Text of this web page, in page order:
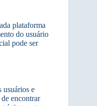
plataforma
do usuário
pode ser
usuários e
encontrar